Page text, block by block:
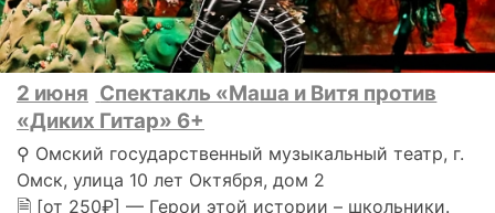
2 июня Спектакль «Маша и Витя против
«Диких Гитар» 6+
⚲ Омский государственный музыкальный театр, г.
Омск, улица 10 лет Октября, дом 2
🗎 [от 250₽] — Герои этой истории – школьники.